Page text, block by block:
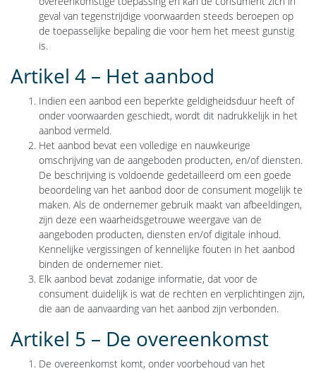
geval van tegenstrijdige voorwaarden steeds beroepen op
de toepasselijke bepaling die voor hem het meest gunstig
is.
Artikel 4 – Het aanbod
Indien een aanbod een beperkte geldigheidsduur heeft of
onder voorwaarden geschiedt, wordt dit nadrukkelijk in het
aanbod vermeld.
Het aanbod bevat een volledige en nauwkeurige
omschrijving van de aangeboden producten, en/of diensten.
De beschrijving is voldoende gedetailleerd om een goede
beoordeling van het aanbod door de consument mogelijk te
maken. Als de ondernemer gebruik maakt van afbeeldingen,
zijn deze een waarheidsgetrouwe weergave van de
aangeboden producten, diensten en/of digitale inhoud.
Kennelijke vergissingen of kennelijke fouten in het aanbod
binden de ondernemer niet.
Elk aanbod bevat zodanige informatie, dat voor de
consument duidelijk is wat de rechten en verplichtingen zijn,
die aan de aanvaarding van het aanbod zijn verbonden.
Artikel 5 – De overeenkomst
De overeenkomst komt, onder voorbehoud van het